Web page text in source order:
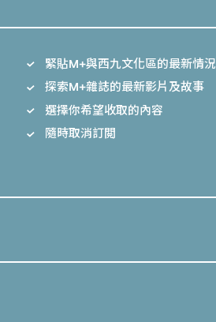
緊貼M+與西九文化區的最新情況
探索M+雜誌的最新影片及故事
選擇你希望收取的內容
隨時取消訂閲